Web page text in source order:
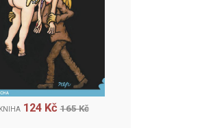
KNIHA 124 Kč 165 Kč